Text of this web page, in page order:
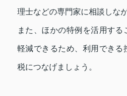
理士などの専門家に相談しな
また、ほかの特例を活用する
軽減できるため、利用できる
税につなげましょう。